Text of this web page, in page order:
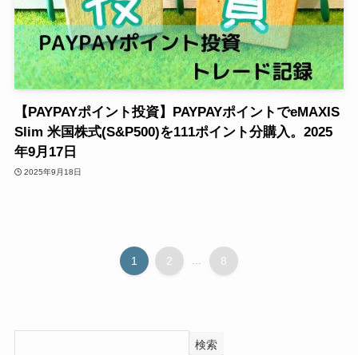
【PAYPAYポイント投資】PAYPAYポイントでeMAXIS
Slim 米国株式(S&P500)を111ポイント分購入。2025
年9月17日
2025年9月18日
1 2 ... 8
検索